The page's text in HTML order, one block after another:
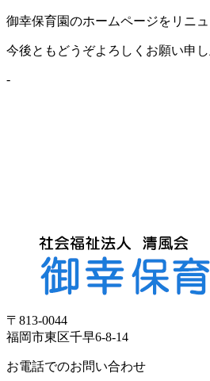
御幸保育園のホームページをリニュ
今後ともどうぞよろしくお願い申し
-
〒813-0044
福岡市東区千早6-8-14
お電話でのお問い合わせ